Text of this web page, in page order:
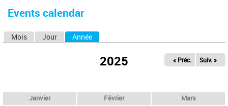
ici
Events calendar
Mois Jour Année
2025 « Préc. Suiv. »
Janvier Février Mars